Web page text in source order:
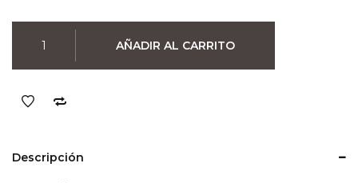
Better
Call
001
AÑADIR AL CARRITO
Descripción